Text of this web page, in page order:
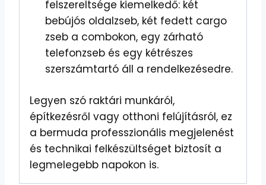
felszereltsége kiemelkedő: két
bebújós oldalzseb, két fedett cargo
zseb a combokon, egy zárható
telefonzseb és egy kétrészes
szerszámtartó áll a rendelkezésedre.
Legyen szó raktári munkáról,
építkezésről vagy otthoni felújításról, ez
a bermuda professzionális megjelenést
és technikai felkészültséget biztosít a
legmelegebb napokon is.